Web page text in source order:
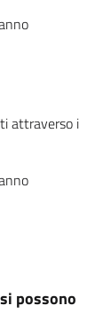
attraverso i
possono